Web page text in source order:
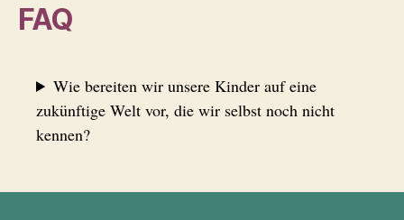
FAQ
Wie bereiten wir unsere Kinder auf eine
zukünftige Welt vor, die wir selbst noch nicht
kennen?